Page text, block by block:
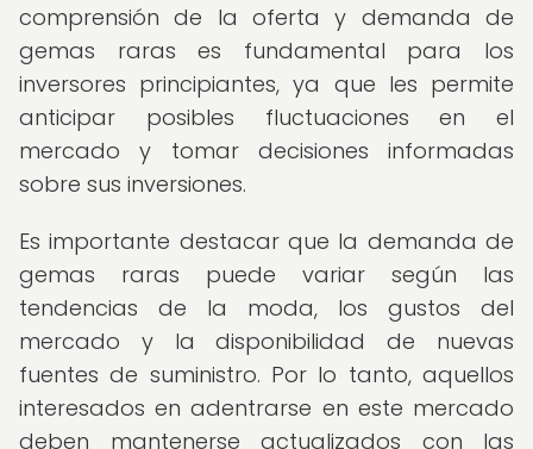
comprensión de la oferta y demanda de
gemas raras es fundamental para los
inversores principiantes, ya que les permite
anticipar posibles fluctuaciones en el
mercado y tomar decisiones informadas
sobre sus inversiones.
Es importante destacar que la demanda de
gemas raras puede variar según las
tendencias de la moda, los gustos del
mercado y la disponibilidad de nuevas
fuentes de suministro. Por lo tanto, aquellos
interesados en adentrarse en este mercado
deben mantenerse actualizados con las